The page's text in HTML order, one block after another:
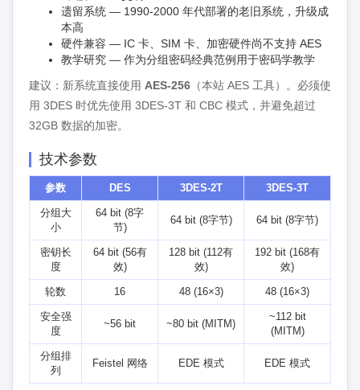
遗留系统 — 1990-2000 年代部署的老旧系统，升级成
本高
硬件兼容 — IC 卡、SIM 卡、加密硬件尚不支持 AES
教学研究 — 作为分组密码经典范例用于密码学教学
建议：新系统直接使用 AES-256 （本站 AES 工具）。必须使
用 3DES 时优先使用 3DES-3T 和 CBC 模式，并避免超过
32GB 数据的加密。
技术参数
参数 DES 3DES-2T 3DES-3T
分组大
小
64 bit (8字
节)
64 bit (8字节) 64 bit (8字节)
密钥长
度
64 bit (56有
效)
128 bit (112有
效)
192 bit (168有
效)
轮数 16 48 (16×3) 48 (16×3)
安全强
度
~56 bit ~80 bit (MITM)
~112 bit
(MITM)
分组排
列
Feistel 网络 EDE 模式 EDE 模式